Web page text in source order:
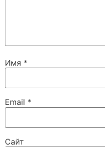
Имя *
Email *
Сайт